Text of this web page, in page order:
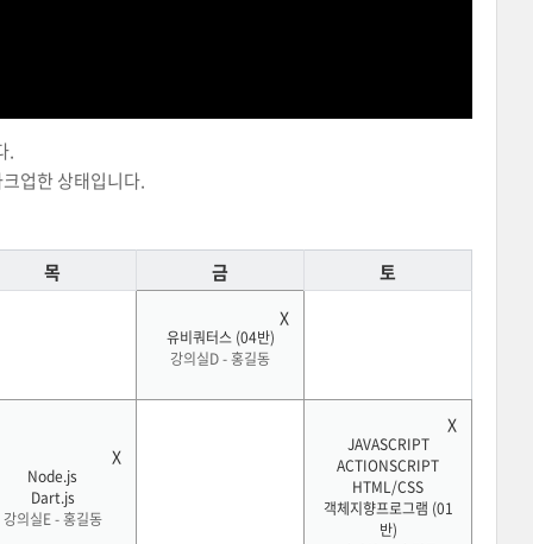
.
업한 상태입니다.
목 금 토
유비쿼터스 (04반)
강의실D - 홍길동
Node.js
Dart.js
강의실E - 홍길동
JAVASCRIPT
ACTIONSCRIPT
HTML/CSS
객체지향프로그램 (01
반)